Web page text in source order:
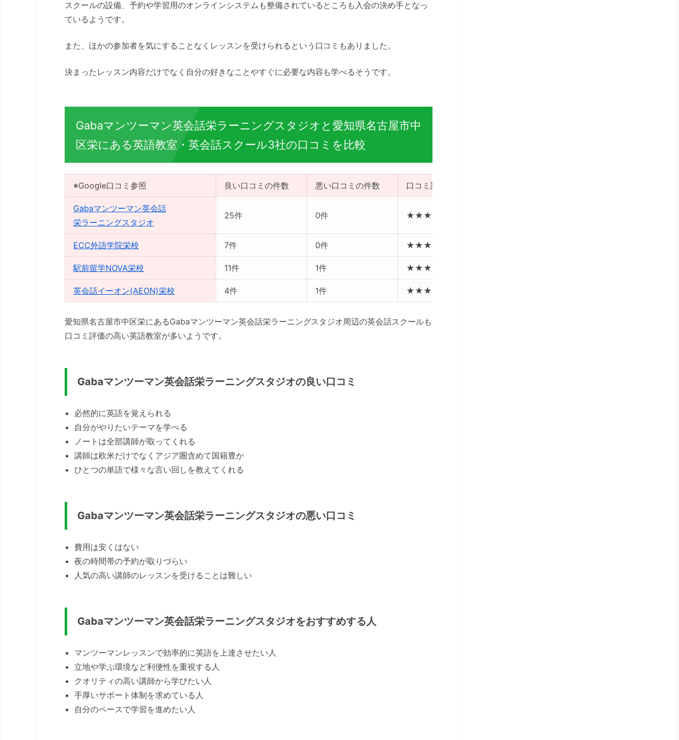
スクールの設備、予約や学習用のオンラインシステムも整備されているところも入会の決め手となっ
ているようです。
また、ほかの参加者を気にすることなくレッスンを受けられるという口コミもありました。
決まったレッスン内容だけでなく自分の好きなことやすぐに必要な内容も学べるそうです。
Gabaマンツーマン英会話栄ラーニングスタジオと愛知県名古屋市中
区栄にある英語教室・英会話スクール3社の口コミを比較
※Google口コミ参照 良い口コミの件数 悪い口コミの件数 口コミ評価
Gabaマンツーマン英会話
栄ラーニングスタジオ
25件 0件 ★★★★★
ECC外語学院栄校 7件 0件 ★★★★★
駅前留学NOVA栄校 11件 1件 ★★★★★
英会話イーオン(AEON)栄校 4件 1件 ★★★★
愛知県名古屋市中区栄にあるGabaマンツーマン英会話栄ラーニングスタジオ周辺の英会話スクールも
口コミ評価の高い英語教室が多いようです。
Gabaマンツーマン英会話栄ラーニングスタジオの良い口コミ
必然的に英語を覚えられる
自分がやりたいテーマを学べる
ノートは全部講師が取ってくれる
講師は欧米だけでなくアジア圏含めて国籍豊か
ひとつの単語で様々な言い回しを教えてくれる
Gabaマンツーマン英会話栄ラーニングスタジオの悪い口コミ
費用は安くはない
夜の時間帯の予約が取りづらい
人気の高い講師のレッスンを受けることは難しい
Gabaマンツーマン英会話栄ラーニングスタジオをおすすめする人
マンツーマンレッスンで効率的に英語を上達させたい人
立地や学ぶ環境など利便性を重視する人
クオリティの高い講師から学びたい人
手厚いサポート体制を求めている人
自分のペースで学習を進めたい人